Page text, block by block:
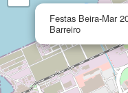
Festas Beira-Mar
Barreiro